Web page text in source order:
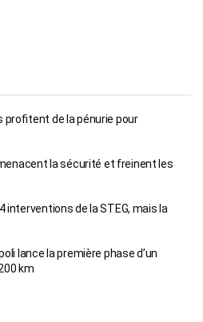
profitent de la pénurie pour
la sécurité et freinent les
interventions de la STEG, mais la
lance la première phase d’un
km